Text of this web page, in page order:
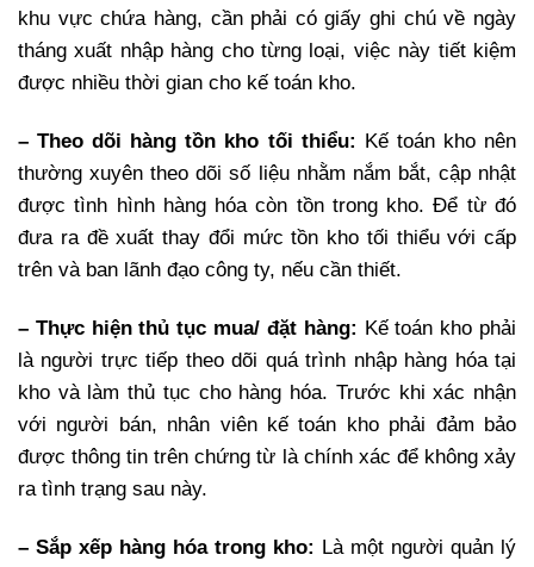
khu vực chứa hàng, cần phải có giấy ghi chú về ngày
tháng xuất nhập hàng cho từng loại, việc này tiết kiệm
được nhiều thời gian cho kế toán kho.
– Theo dõi hàng tồn kho tối thiểu: Kế toán kho nên
thường xuyên theo dõi số liệu nhằm nắm bắt, cập nhật
được tình hình hàng hóa còn tồn trong kho. Để từ đó
đưa ra đề xuất thay đổi mức tồn kho tối thiểu với cấp
trên và ban lãnh đạo công ty, nếu cần thiết.
– Thực hiện thủ tục mua/ đặt hàng: Kế toán kho phải
là người trực tiếp theo dõi quá trình nhập hàng hóa tại
kho và làm thủ tục cho hàng hóa. Trước khi xác nhận
với người bán, nhân viên kế toán kho phải đảm bảo
được thông tin trên chứng từ là chính xác để không xảy
ra tình trạng sau này.
– Sắp xếp hàng hóa trong kho: Là một người quản lý